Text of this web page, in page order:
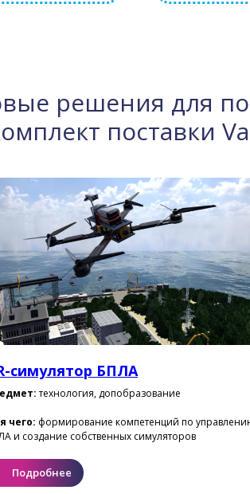
решения для
поставки
симулятор БПЛА
технология, допобразование
чего: формирование компетенций по
и создание собственных симуляторов
Подробнее